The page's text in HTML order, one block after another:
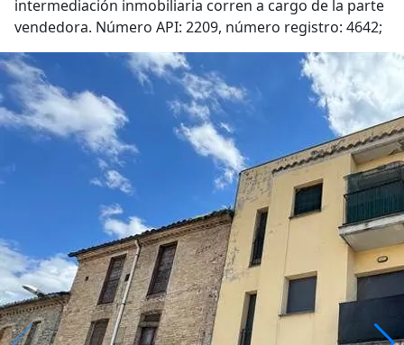
intermediación inmobiliaria corren a cargo de la parte
vendedora. Número API: 2209, número registro: 4642;